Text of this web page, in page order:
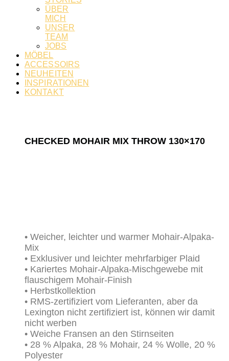
ÜBER
MICH
UNSER
TEAM
JOBS
MÖBEL
ACCESSOIRS
NEUHEITEN
INSPIRATIONEN
KONTAKT
CHECKED MOHAIR MIX THROW 130×170
• Weicher, leichter und warmer Mohair-Alpaka-
Mix
• Exklusiver und leichter mehrfarbiger Plaid
• Kariertes Mohair-Alpaka-Mischgewebe mit
flauschigem Mohair-Finish
• Herbstkollektion
• RMS-zertifiziert vom Lieferanten, aber da
Lexington nicht zertifiziert ist, können wir damit
nicht werben
• Weiche Fransen an den Stirnseiten
• 28 % Alpaka, 28 % Mohair, 24 % Wolle, 20 %
Polyester